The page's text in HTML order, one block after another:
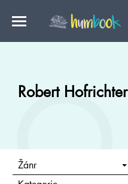
Robert Hofrichter
Žánr